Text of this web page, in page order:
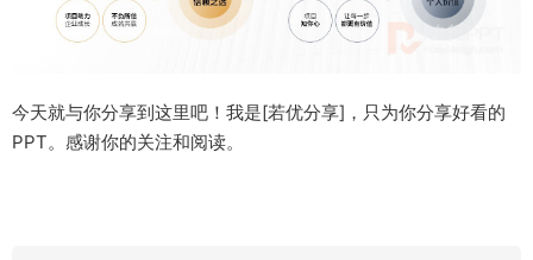
今天就与你分享到这里吧！我是[若优分享]，只为你分享好看的
PPT。感谢你的关注和阅读。